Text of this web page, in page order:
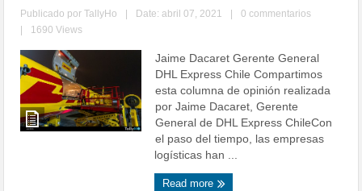
Publicado porTallyHo Date: abril 07, 2021
0 commentarios
1690 Views
Jaime Dacaret Gerente General
DHL Express Chile Compartimos
esta columna de opinión realizada
por Jaime Dacaret, Gerente
General de DHL Express ChileCon
el paso del tiempo, las empresas
logísticas han ...
Read more